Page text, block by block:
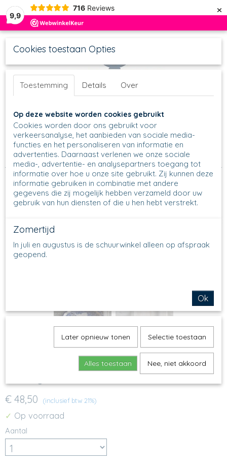
9,9
716 Reviews ×
Geen producten
Home>Schalen>Taart & cake bakvormen>Quicheschaal
637 Quicheschaal L>637 - Quicheschaal L - 1975
637 - Quicheschaal L - 1975
€ 48,50 (inclusief btw 21%)
✓ Op voorraad
Aantal
Cookies toestaan Opties
Toestemming Details Over
Op deze website worden cookies gebruikt
Cookies worden door ons gebruikt voor
verkeersanalyse, het aanbieden van sociale media-
functies en het personaliseren van informatie en
advertenties. Daarnaast verlenen we onze sociale
media-, advertentie- en analysepartners toegang tot
informatie over hoe u onze site gebruikt. Zij kunnen deze
informatie gebruiken in combinatie met andere
gegevens die zij mogelijk hebben verzameld door uw
gebruik van hun diensten of die u hen hebt verstrekt.
Zomertijd
In juli en augustus is de schuurwinkel alleen op afspraak
geopend.
Ok
Later opnieuw tonen Selectie toestaan
Alles toestaan Nee, niet akkoord